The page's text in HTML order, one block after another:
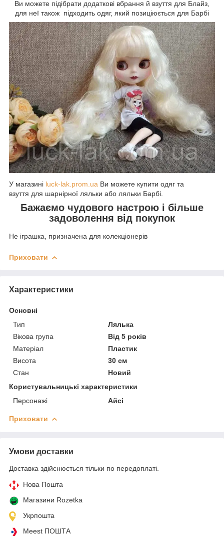
Ви можете підібрати додаткові вбрання й взуття для Блайз,
для неї також підходить одяг, який позиціюється для Барбі
У магазині luck-lak.prom.ua Ви можете купити одяг та
взуття для шарнірної ляльки або ляльки Барбі.
Бажаємо чудового настрою і більше
задоволення від покупок
Не іграшка, призначена для колекціонерів
Приховати
Характеристики
Основні
Тип
Лялька
Вікова група
Від 5 років
Матеріал
Пластик
Висота
30 см
Стан
Новий
Користувальницькі характеристики
Персонажі
Айсі
Приховати
Умови доставки
Доставка здійснюється тільки по передоплаті.
Нова Пошта
Магазини Rozetka
Укрпошта
Meest ПОШТА